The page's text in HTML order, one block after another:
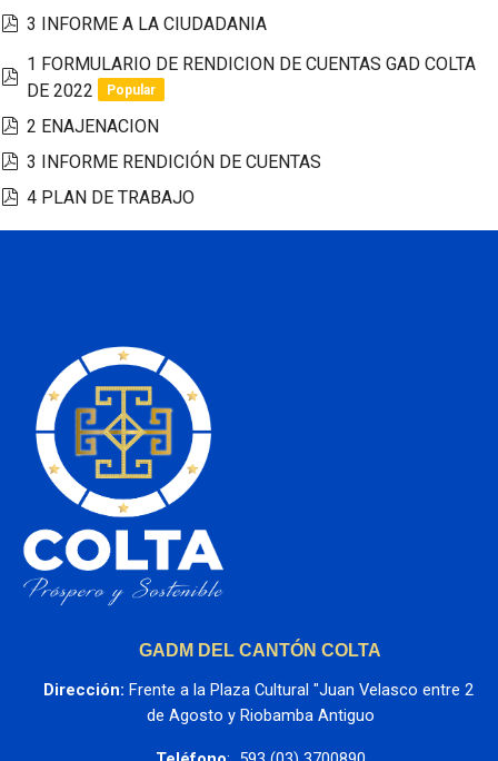
pdf
3 INFORME A LA CIUDADANIA
pdf
1 FORMULARIO DE RENDICION DE CUENTAS GAD COLTA
DE 2022
Popular
pdf
2 ENAJENACION
pdf
3 INFORME RENDICIÓN DE CUENTAS
pdf
4 PLAN DE TRABAJO
GADM DEL CANTÓN COLTA
Dirección: Frente a la Plaza Cultural "Juan Velasco entre 2
de Agosto y Riobamba Antiguo